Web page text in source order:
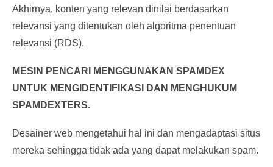
Akhirnya, konten yang relevan dinilai berdasarkan
relevansi yang ditentukan oleh algoritma penentuan
relevansi (RDS).
MESIN PENCARI MENGGUNAKAN SPAMDEX
UNTUK MENGIDENTIFIKASI DAN MENGHUKUM
SPAMDEXTERS.
Desainer web mengetahui hal ini dan mengadaptasi situs
mereka sehingga tidak ada yang dapat melakukan spam.